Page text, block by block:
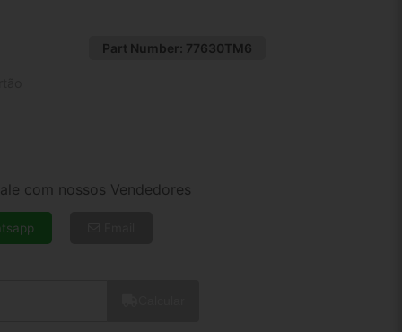
Part Number: 77630TM6
10x de R$ 14,12
com nossos Vendedores